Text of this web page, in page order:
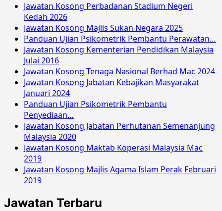
Jawatan Kosong Perbadanan Stadium Negeri
Kedah 2026
Jawatan Kosong Majlis Sukan Negara 2025
Panduan Ujian Psikometrik Pembantu Perawatan…
Jawatan Kosong Kementerian Pendidikan Malaysia
Julai 2016
Jawatan Kosong Tenaga Nasional Berhad Mac 2024
Jawatan Kosong Jabatan Kebajikan Masyarakat
Januari 2024
Panduan Ujian Psikometrik Pembantu
Penyediaan…
Jawatan Kosong Jabatan Perhutanan Semenanjung
Malaysia 2020
Jawatan Kosong Maktab Koperasi Malaysia Mac
2019
Jawatan Kosong Majlis Agama Islam Perak Februari
2019
Jawatan Terbaru